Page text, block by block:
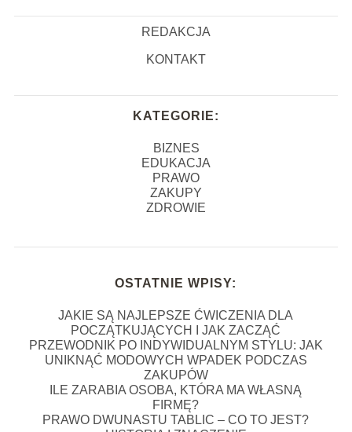
REDAKCJA
KONTAKT
KATEGORIE:
BIZNES
EDUKACJA
PRAWO
ZAKUPY
ZDROWIE
OSTATNIE WPISY:
JAKIE SĄ NAJLEPSZE ĆWICZENIA DLA
POCZĄTKUJĄCYCH I JAK ZACZĄĆ
PRZEWODNIK PO INDYWIDUALNYM STYLU: JAK
UNIKNĄĆ MODOWYCH WPADEK PODCZAS
ZAKUPÓW
ILE ZARABIA OSOBA, KTÓRA MA WŁASNĄ
FIRMĘ?
PRAWO DWUNASTU TABLIC – CO TO JEST?